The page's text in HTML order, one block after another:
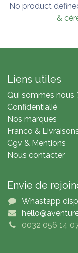
No product
&
Liens utiles
Qui sommes nous
Confidentialié
Nos marques
Franco & Livraisons
Cgv & Mentions
Nous contacter
Envie de
Whastapp
0032 056 14